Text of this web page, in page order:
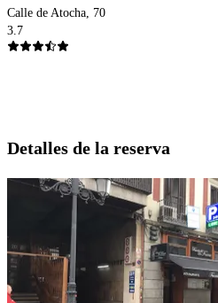
Calle de Atocha, 70
3.7
Detalles de la reserva